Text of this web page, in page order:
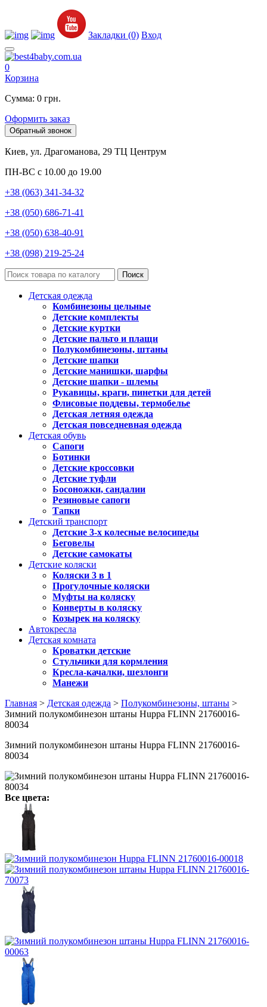
Закладки (0) Вход
0
Корзина
Сумма: 0 грн.
Оформить заказ
Обратный звонок
Киев, ул. Драгоманова, 29 ТЦ Центрум
ПН-ВС с 10.00 до 19.00
+38 (063) 341-34-32
+38 (050) 686-71-41
+38 (050) 638-40-91
+38 (098) 219-25-24
Поиск
Детская одежда
Комбинезоны цельные
Детские комплекты
Детские куртки
Детские пальто и плащи
Полукомбинезоны, штаны
Детские шапки
Детские манишки, шарфы
Детские шапки - шлемы
Рукавицы, краги, пинетки для детей
Флисовые поддевы, термобелье
Детская летняя одежда
Детская повседневная одежда
Детская обувь
Сапоги
Ботинки
Детские кроссовки
Детские туфли
Босоножки, сандалии
Резиновые сапоги
Тапки
Детский транспорт
Детские 3-х колесные велосипеды
Беговелы
Детские самокаты
Детские коляски
Коляски 3 в 1
Прогулочные коляски
Муфты на коляску
Конверты в коляску
Козырек на коляску
Автокресла
Детская комната
Кроватки детские
Стульчики для кормления
Кресла-качалки, шезлонги
Манежи
Главная > Детская одежда > Полукомбинезоны, штаны >
Зимний полукомбинезон штаны Huppa FLINN 21760016-
80034
Зимний полукомбинезон штаны Huppa FLINN 21760016-
80034
Все цвета: